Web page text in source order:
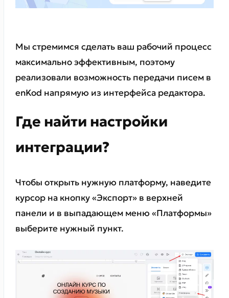
Мы стремимся сделать ваш рабочий процесс
максимально эффективным, поэтому
реализовали возможность передачи писем в
enKod напрямую из интерфейса редактора.
Где найти настройки
интеграции?
Чтобы открыть нужную платформу, наведите
курсор на кнопку «Экспорт» в верхней
панели и в выпадающем меню «Платформы»
выберите нужный пункт.